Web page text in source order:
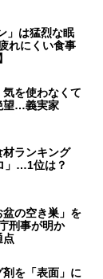
」は猛烈な眠
れにくい食事
気を使わなくて
望…義実家
材ランキング
」…1位は？
の空き巣」を
刑事が明か
点
を「表面」に